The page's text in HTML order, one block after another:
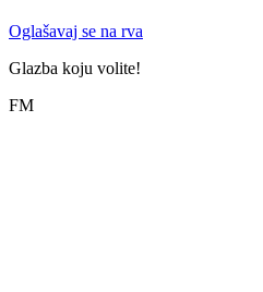
Oglašavaj se na rva
Glazba koju volite!
FM